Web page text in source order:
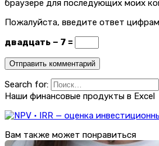
браузере для последующих моих
Пожалуйста, введите ответ
двадцать − 7 =
Search for:
Наши финансовые продукты в Excel
Вам также может понравиться